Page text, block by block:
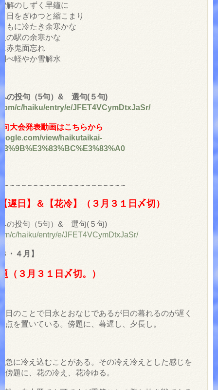
解のしずく早鐘に
日をぎゆつと縮こまり
もに冷たき余寒かな
の駅の余寒かな
赤鬼面忘れ
べ軽やか雪解水
の投句（5句）& 選句(５句)
c/haiku/entry/e/JFET4VCymDtxJaSr/
大会発表動画はこちらから
view/haikutaikai-
～～～～～～～～～～～～～～～～～～～～～
遅日】＆【花冷】（３月３１日〆切）
の投句（5句）& 選句(５句)
c/haiku/entry/e/JFET4VCymDtxJaSr/
・４月】
（３月３１日〆切。）
日のことで日永とおなじであるが日の暮れるのが遅く
点を置いている。傍題に、暮遅し、夕長し。
急に冷え込むことがある。その冷え冷えとした感じを
傍題に、花の冷え、花冷ゆる。